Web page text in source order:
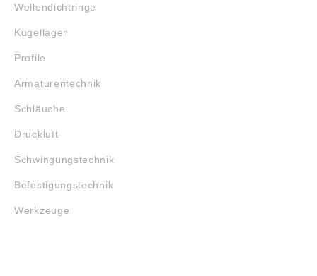
Wellendichtringe
Kugellager
Profile
Armaturentechnik
Schläuche
Druckluft
Schwingungstechnik
Befestigungstechnik
Werkzeuge